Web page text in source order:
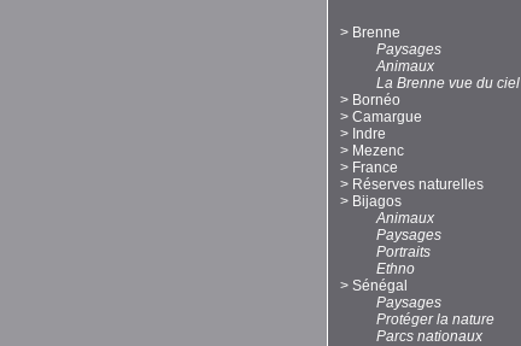
> Brenne
Paysages
Animaux
La Brenne vue du ciel
> Bornéo
> Camargue
> Indre
> Mezenc
> France
> Réserves naturelles
> Bijagos
Animaux
Paysages
Portraits
Ethno
> Sénégal
Paysages
Protéger la nature
Parcs nationaux